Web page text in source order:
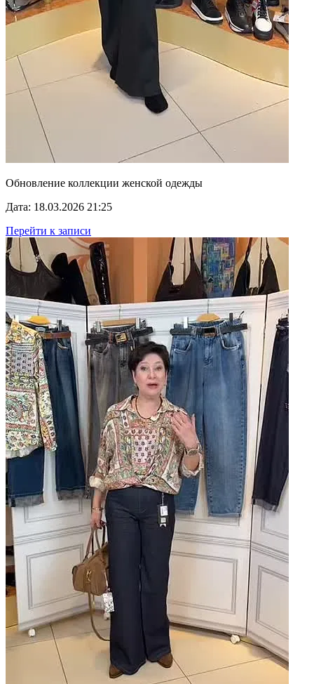
Обновление коллекции женской одежды
Дата: 18.03.2026 21:25
Перейти к записи